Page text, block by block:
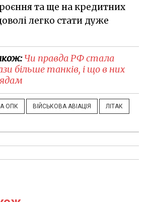
та ще на кредитних
легко стати дуже
Чи правда РФ стала
більше танків, і що в них
ОПК ВІЙСЬКОВА АВІАЦІЯ ЛІТАК